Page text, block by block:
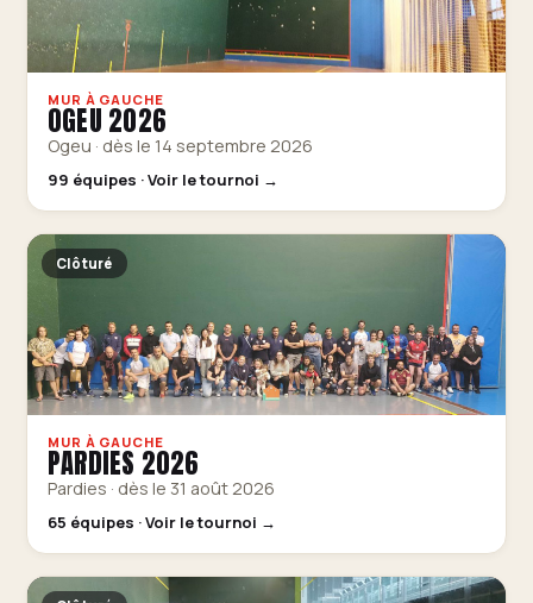
MUR À GAUCHE
OGEU 2026
Ogeu · dès le 14 septembre 2026
99 équipes · Voir le tournoi →
Clôturé
MUR À GAUCHE
PARDIES 2026
Pardies · dès le 31 août 2026
65 équipes · Voir le tournoi →